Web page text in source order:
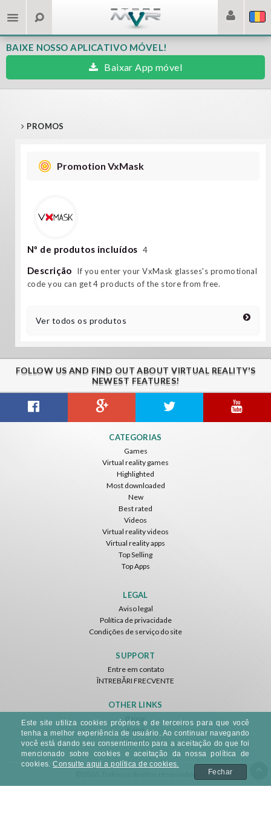
BAIXE NOSSO APLICATIVO MÓVEL!
Baixar App móvel
PROMOS
Promotion VxMask
Nº de produtos incluídos 4
Descrição
If you enter your VxMask glasses's promotional
code you can get 4 products of the store from free.
Ver todos os produtos
FOLLOW US AND FIND OUT ABOUT VIRTUAL REALITY'S
NEWEST FEATURES!
CATEGORIAS
Games
Virtual reality games
Highlighted
Most downloaded
New
Best rated
Videos
Virtual reality videos
Virtual reality apps
Top Selling
Top Apps
LEGAL
Aviso legal
Política de privacidade
Condições de serviço do site
SUPPORT
Entre em contato
ÎNTREBĂRI FRECVENTE
OTHER LINKS
Baixar
Feed
Sitemap
Este site utiliza cookies próprios e de terceiros para que você
tenha a melhor experiência de usuário. Ao continuar navegando
você está dando seu consentimento para a aceitação do que foi
mencionado sobre cookies e aceitação da nossa política de
cookies.Consulte aqui a política de cookies.
Fechar